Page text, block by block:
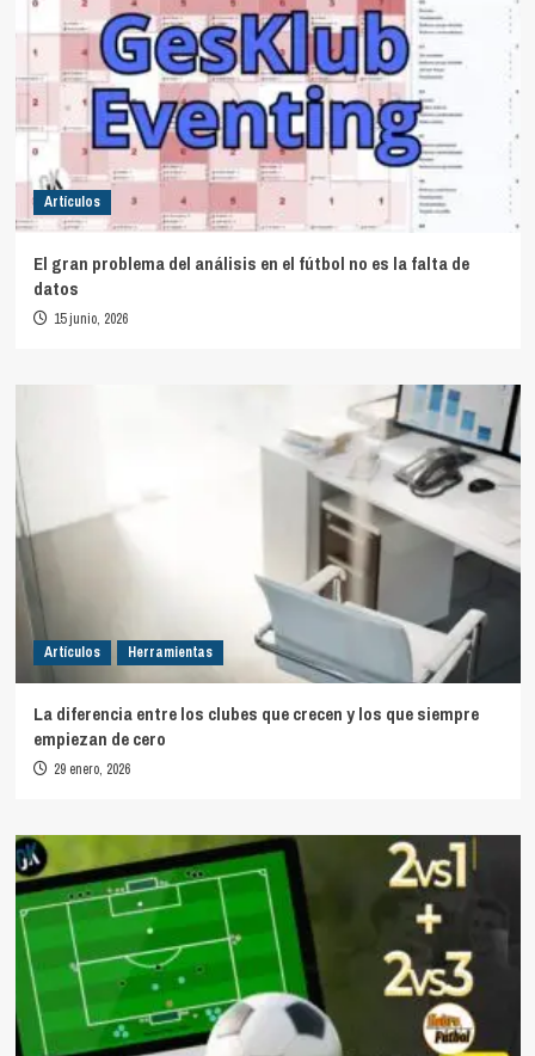
Artículos
El gran problema del análisis en el fútbol no es la falta de
datos
15 junio, 2026
Artículos Herramientas
La diferencia entre los clubes que crecen y los que siempre
empiezan de cero
29 enero, 2026